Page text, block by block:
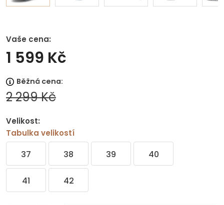
Vaše cena:
1 599 Kč
Běžná cena:
2 299 Kč
Velikost:
Tabulka velikostí
37 38 39 40
41 42